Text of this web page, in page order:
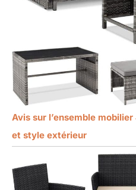
Avis sur l’ensemble
et style extérieur